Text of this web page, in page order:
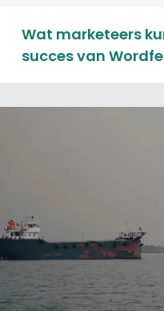
Wat marketeers
succes van